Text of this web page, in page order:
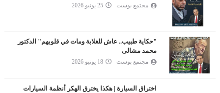
مجتمع بوست 25 يونيو 2026
"حكاية طبيب.. عاش للغلابة ومات في قلوبهم" الدكتور
محمد مشالى
مجتمع بوست 18 يونيو 2026
اختراق السيارة | هكذا يخترق الهكر أنظمة السيارات